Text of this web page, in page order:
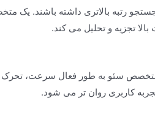
رتبه بالاتری داشته باشند. یک
بالا تجزیه و تحلیل می کند.
سئو به طور فعال سرعت، تحرک
کاربری روان تر می شود.